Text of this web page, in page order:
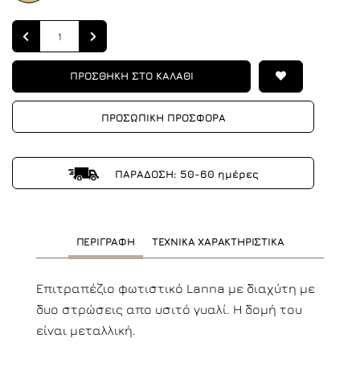
Quantity
ΠΡΟΣΘΗΚΗ ΣΤΟ ΚΑΛΑΘΙ
ΠΡΟΣΩΠΙΚΗ ΠΡΟΣΦΟΡΑ
ΠΑΡΑΔΟΣΗ: 50-60 ημέρες
ΠΕΡΙΓΡΑΦΗ ΤΕΧΝΙΚΑ ΧΑΡΑΚΤΗΡΙΣΤΙΚΑ
Επιτραπέζιο φωτιστικό Lanna με διαχύτη με
δυο στρώσεις απο υσιτό γυαλί. Η δομή του
είναι μεταλλική.